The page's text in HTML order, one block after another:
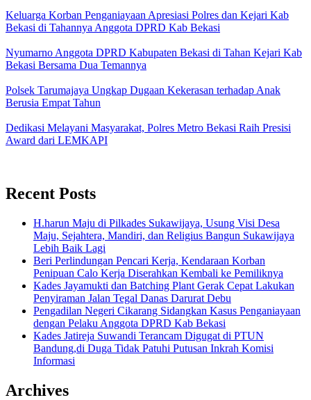
Keluarga Korban Penganiayaan Apresiasi Polres dan Kejari Kab
Bekasi di Tahannya Anggota DPRD Kab Bekasi
Nyumarno Anggota DPRD Kabupaten Bekasi di Tahan Kejari Kab
Bekasi Bersama Dua Temannya
Polsek Tarumajaya Ungkap Dugaan Kekerasan terhadap Anak
Berusia Empat Tahun
Dedikasi Melayani Masyarakat, Polres Metro Bekasi Raih Presisi
Award dari LEMKAPI
Recent Posts
H.harun Maju di Pilkades Sukawijaya, Usung Visi Desa
Maju, Sejahtera, Mandiri, dan Religius Bangun Sukawijaya
Lebih Baik Lagi
Beri Perlindungan Pencari Kerja, Kendaraan Korban
Penipuan Calo Kerja Diserahkan Kembali ke Pemiliknya
Kades Jayamukti dan Batching Plant Gerak Cepat Lakukan
Penyiraman Jalan Tegal Danas Darurat Debu
Pengadilan Negeri Cikarang Sidangkan Kasus Penganiayaan
dengan Pelaku Anggota DPRD Kab Bekasi
Kades Jatireja Suwandi Terancam Digugat di PTUN
Bandung,di Duga Tidak Patuhi Putusan Inkrah Komisi
Informasi
Archives